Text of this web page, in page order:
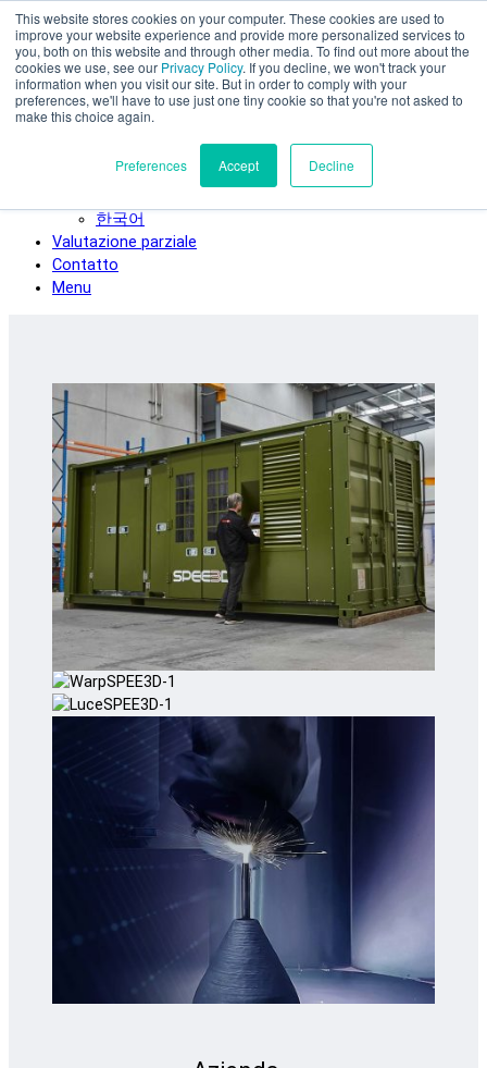
This website stores cookies on your computer. These cookies are used to
improve your website experience and provide more personalized services to
you, both on this website and through other media. To find out more about the
cookies we use, see our Privacy Policy. If you decline, we won't track your
information when you visit our site. But in order to comply with your
preferences, we'll have to use just one tiny cookie so that you're not asked to
make this choice again.
Preferences Accept Decline
Vai al contenuto principale
SPEE3D
Italiano
English
Español
Français
한국어
Valutazione parziale
Contatto
Menu